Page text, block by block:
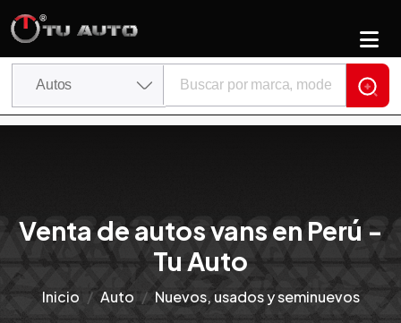
Venta de autos vans en Perú -
Tu Auto
Inicio Auto Nuevos, usados y seminuevos